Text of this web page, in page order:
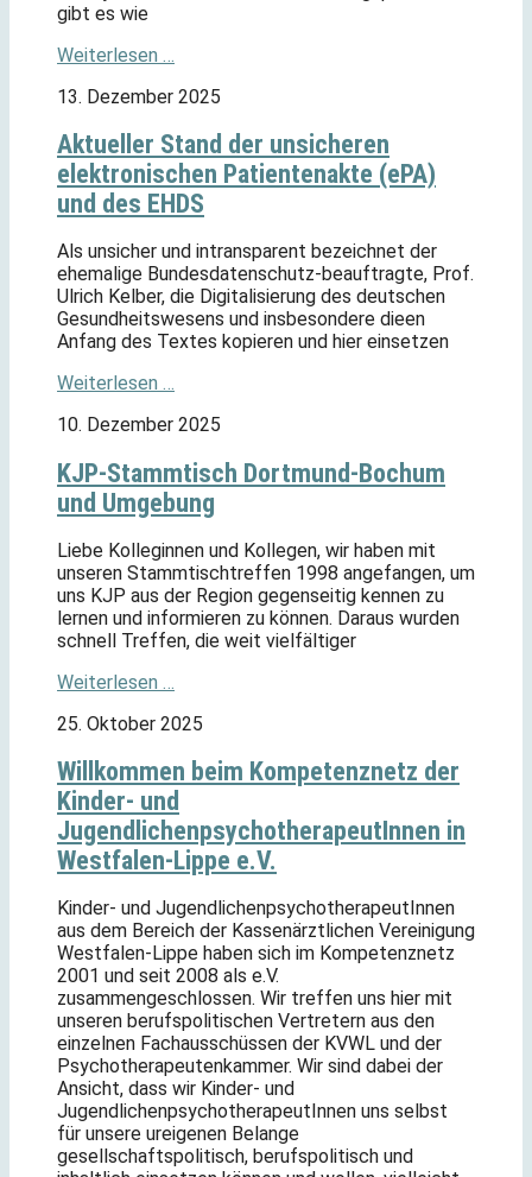
gibt es wie
Weiterlesen …
13. Dezember 2025
Aktueller Stand der unsicheren
elektronischen Patientenakte (ePA)
und des EHDS
Als unsicher und intransparent bezeichnet der
ehemalige Bundesdatenschutz-beauftragte, Prof.
Ulrich Kelber, die Digitalisierung des deutschen
Gesundheitswesens und insbesondere dieen
Anfang des Textes kopieren und hier einsetzen
Weiterlesen …
10. Dezember 2025
KJP-Stammtisch Dortmund-Bochum
und Umgebung
Liebe Kolleginnen und Kollegen, wir haben mit
unseren Stammtischtreffen 1998 angefangen, um
uns KJP aus der Region gegenseitig kennen zu
lernen und informieren zu können. Daraus wurden
schnell Treffen, die weit vielfältiger
Weiterlesen …
25. Oktober 2025
Willkommen beim Kompetenznetz der
Kinder- und
JugendlichenpsychotherapeutInnen in
Westfalen-Lippe e.V.
Kinder- und JugendlichenpsychotherapeutInnen
aus dem Bereich der Kassenärztlichen Vereinigung
Westfalen-Lippe haben sich im Kompetenznetz
2001 und seit 2008 als e.V.
zusammengeschlossen. Wir treffen uns hier mit
unseren berufspolitischen Vertretern aus den
einzelnen Fachausschüssen der KVWL und der
Psychotherapeutenkammer. Wir sind dabei der
Ansicht, dass wir Kinder- und
JugendlichenpsychotherapeutInnen uns selbst
für unsere ureigenen Belange
gesellschaftspolitisch, berufspolitisch und